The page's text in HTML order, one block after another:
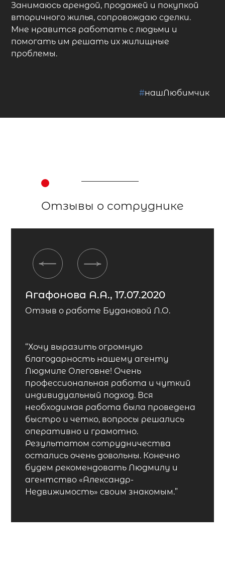
Занимаюсь арендой, продажей и покупкой
вторичного жилья, сопровождаю сделки.
Мне нравится работать с людьми и
помогать им решать их жилищные
проблемы.
#нашЛюбимчик
Отзывы о сотруднике
Агафонова А.А., 17.07.2020
Отзыв о работе Будановой Л.О.
“Хочу выразить огромную
благодарность нашему агенту
Людмиле Олеговне! Очень
профессиональная работа и чуткий
индивидуальный подход. Вся
необходимая работа была проведена
быстро и четко, вопросы решались
оперативно и грамотно.
Результатом сотрудничества
остались очень довольны. Конечно
будем рекомендовать Людмилу и
агентство «Александр-
Недвижимость» своим знакомым.”
Previous Next